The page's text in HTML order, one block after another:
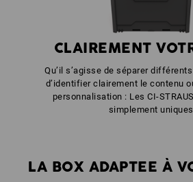
CLAIREMENT
Qu’il s’agisse de séparer
d’identifier clairement le contenu
personnalisation : Les CI-
simplement
LA BOX ADAPTEE À